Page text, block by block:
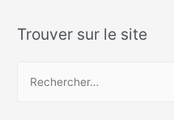
Trouver sur le site